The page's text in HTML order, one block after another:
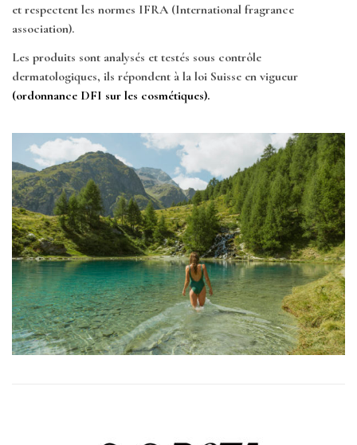
et respectent les normes IFRA (International fragrance
association).
Les produits sont analysés et testés sous contrôle
dermatologiques, ils répondent à la loi Suisse en vigueur
(ordonnance DFI sur les cosmétiques).